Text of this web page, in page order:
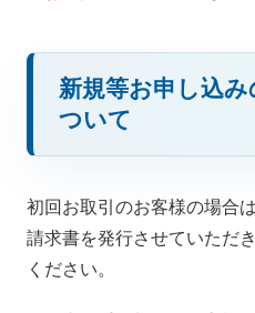
新規等お申し込
ついて
初回お取引のお客様の場合
請求書を発行させていただ
ください。